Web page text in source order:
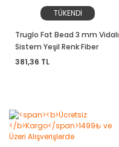
TÜKENDİ
Truglo Fat Bead 3 mm Vidalı
Sistem Yeşil Renk Fiber
Arpacık
381,36 TL